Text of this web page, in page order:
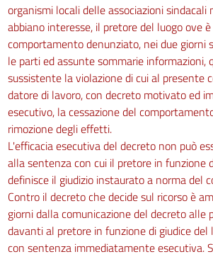
organismi locali delle associazioni sindacali
abbiano interesse, il pretore del luogo ove
comportamento denunziato, nei due giorni
le parti ed assunte sommarie informazioni,
sussistente la violazione di cui al presente
datore di lavoro, con decreto motivato ed
esecutivo, la cessazione del
rimozione degli effetti.
L'efficacia esecutiva del decreto non può
alla sentenza con cui il pretore in funzione
definisce il giudizio instaurato a norma del
Contro il decreto che decide sul ricorso è
giorni dalla comunicazione del decreto alle
davanti al pretore in funzione di giudice del
con sentenza immediatamente esecutiva.